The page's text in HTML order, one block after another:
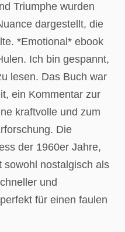
Triumphe wurden
dargestellt, die
*Emotional* ebook
Ich bin gespannt,
lesen. Das Buch war
ein Kommentar zur
kraftvolle und zum
Die
der 1960er Jahre,
sowohl nostalgisch als
und
für einen faulen